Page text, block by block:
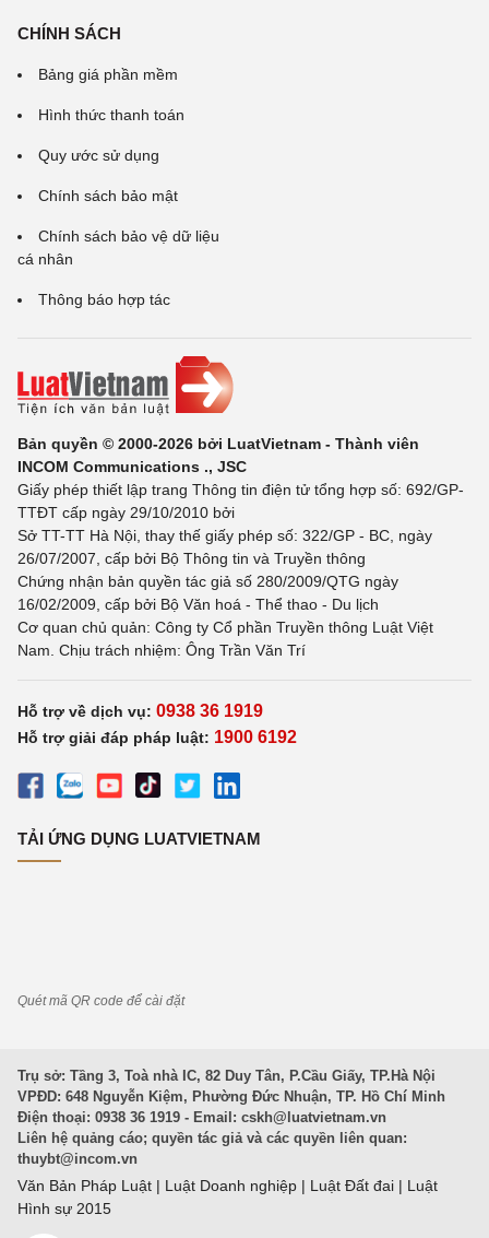
CHÍNH SÁCH
Bảng giá phần mềm
Hình thức thanh toán
Quy ước sử dụng
Chính sách bảo mật
Chính sách bảo vệ dữ liệu
cá nhân
Thông báo hợp tác
Bản quyền © 2000-2026 bởi LuatVietnam - Thành viên
INCOM Communications ., JSC
Giấy phép thiết lập trang Thông tin điện tử tổng hợp số: 692/GP-
TTĐT cấp ngày 29/10/2010 bởi
Sở TT-TT Hà Nội, thay thế giấy phép số: 322/GP - BC, ngày
26/07/2007, cấp bởi Bộ Thông tin và Truyền thông
Chứng nhận bản quyền tác giả số 280/2009/QTG ngày
16/02/2009, cấp bởi Bộ Văn hoá - Thể thao - Du lịch
Cơ quan chủ quản: Công ty Cổ phần Truyền thông Luật Việt
Nam. Chịu trách nhiệm: Ông Trần Văn Trí
Hỗ trợ về dịch vụ: 0938 36 1919
Hỗ trợ giải đáp pháp luật: 1900 6192
TẢI ỨNG DỤNG LUATVIETNAM
Quét mã QR code để cài đặt
Trụ sở: Tầng 3, Toà nhà IC, 82 Duy Tân, P.Cầu Giấy, TP.Hà Nội
VPĐD: 648 Nguyễn Kiệm, Phường Đức Nhuận, TP. Hồ Chí Minh
Điện thoại: 0938 36 1919 - Email: cskh@luatvietnam.vn
Liên hệ quảng cáo; quyền tác giả và các quyền liên quan:
thuybt@incom.vn
Văn Bản Pháp Luật | Luật Doanh nghiệp | Luật Đất đai | Luật
Hình sự 2015